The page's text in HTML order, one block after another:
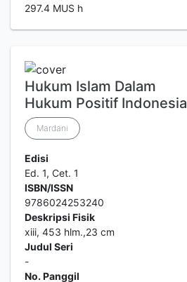
297.4 MUS h
Hukum Islam Dalam
Hukum Positif Indonesia
Mardani
Edisi
Ed. 1, Cet. 1
ISBN/ISSN
9786024253240
Deskripsi Fisik
xiii, 453 hlm.,23 cm
Judul Seri
-
No. Panggil